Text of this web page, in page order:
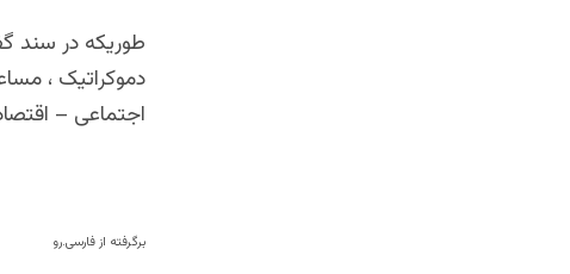
طوریکه در سند
دموکراتیک ،
اجتماعی –
برگرفته از فارسی.رو